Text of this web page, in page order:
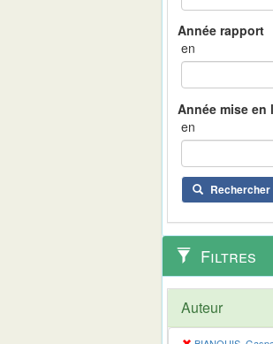
en
en
Rechercher
Filtres
Auteur